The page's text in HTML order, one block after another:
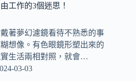
工作的3個迷思！
著夢幻濾鏡看待不熟悉的事
想像。有色眼鏡形塑出來的
生活兩相對照，就會…
03-03